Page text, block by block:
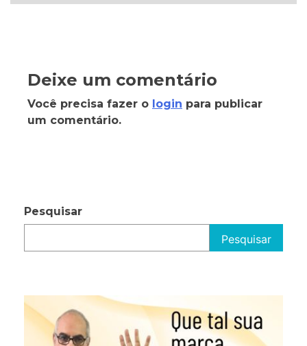
Deixe um comentário
Você precisa fazer o login para publicar
um comentário.
Pesquisar
Pesquisar